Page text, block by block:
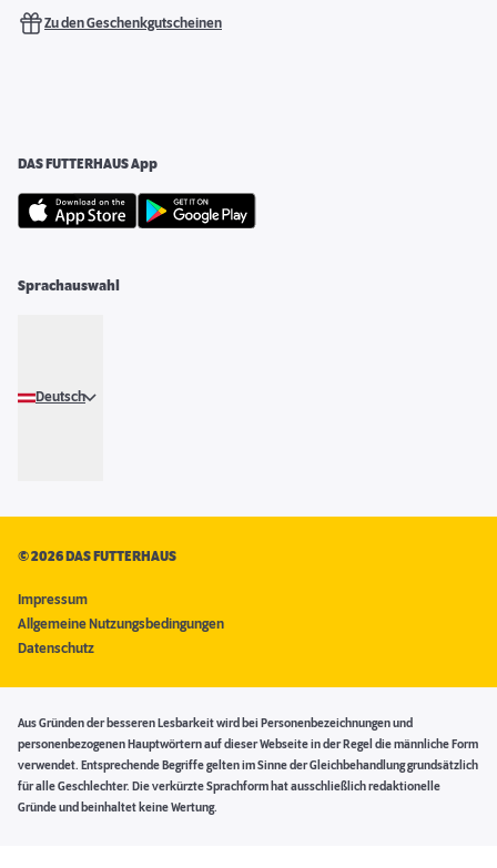
Zu den Geschenkgutscheinen
DAS FUTTERHAUS App
Sprachauswahl
Deutsch
©2026 DAS FUTTERHAUS
Impressum
Allgemeine Nutzungsbedingungen
Datenschutz
Aus Gründen der besseren Lesbarkeit wird bei Personenbezeichnungen und
personenbezogenen Hauptwörtern auf dieser Webseite in der Regel die männliche Form
verwendet. Entsprechende Begriffe gelten im Sinne der Gleichbehandlung grundsätzlich
für alle Geschlechter. Die verkürzte Sprachform hat ausschließlich redaktionelle
Gründe und beinhaltet keine Wertung.